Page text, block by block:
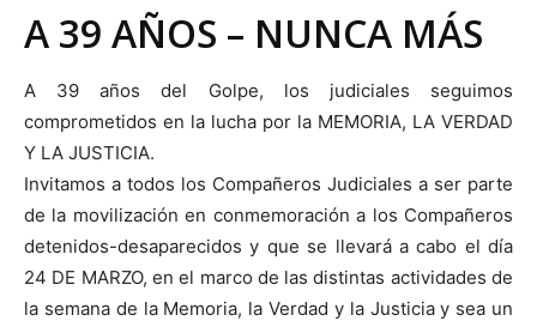
A 39 AÑOS – NUNCA MÁS
A 39 años del Golpe, los judiciales seguimos
comprometidos en la lucha por la MEMORIA, LA VERDAD
Y LA JUSTICIA.
Invitamos a todos los Compañeros Judiciales a ser parte
de la movilización en conmemoración a los Compañeros
detenidos-desaparecidos y que se llevará a cabo el día
24 DE MARZO, en el marco de las distintas actividades de
la semana de la Memoria, la Verdad y la Justicia y sea un